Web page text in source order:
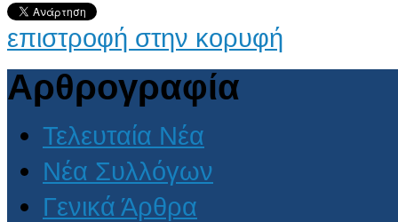
επιστροφή στην κορυφή
Αρθρογραφία
Τελευταία Νέα
Νέα Συλλόγων
Γενικά Άρθρα